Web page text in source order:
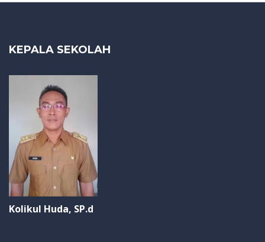
KEPALA SEKOLAH
Kolikul Huda, SP.d